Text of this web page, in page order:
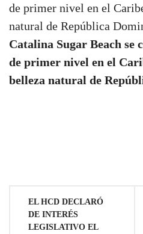
Catalina Sugar Beach se
de primer nivel en el
belleza natural de
Navegación
EL HCD DECLARÓ
DE INTERÉS
LEGISLATIVO EL